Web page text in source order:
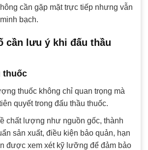
cần gặp mặt trực tiếp nhưng vẫn
bạch.
cần lưu ý khi đấu thầu
thuốc
thuốc không chỉ quan trọng mà
quyết trong đấu thầu thuốc.
chất lượng như nguồn gốc, thành
sản xuất, điều kiện bảo quản, hạn
được xem xét kỹ lưỡng để đảm bảo